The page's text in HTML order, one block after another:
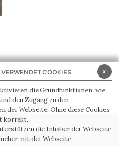
COOKIE POLICY
x
COOKIES
die Grundfunktionen, wie
den Zugang zu den
der Webseite. Ohne diese Cookies
korrekt.
die Inhaber der Webseite
mit der Webseite